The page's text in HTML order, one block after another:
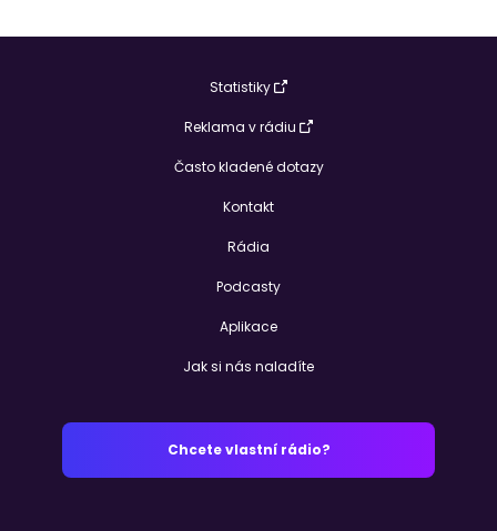
Statistiky
Reklama v rádiu
Často kladené dotazy
Kontakt
Rádia
Podcasty
Aplikace
Jak si nás naladíte
Chcete vlastní rádio?